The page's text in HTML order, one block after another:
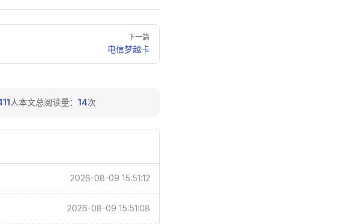
下一篇
电信梦越卡
人本文总阅读量： 14次
2026-08-09 15:51:12
2026-08-09 15:51:08